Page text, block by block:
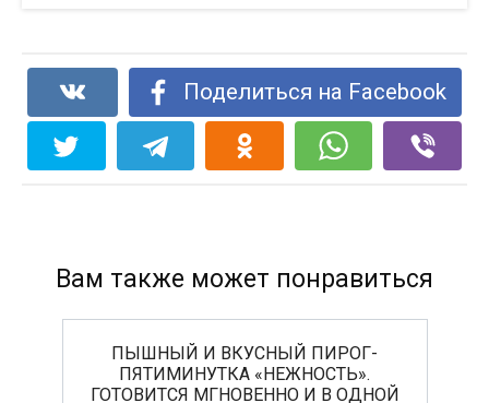
Поделиться на Facebook
Вам также может понравиться
ПЫШНЫЙ И ВКУСНЫЙ ПИРОГ-
ПЯТИМИНУТКА «НЕЖНОСТЬ».
ГОТОВИТСЯ МГНОВЕННО И В ОДНОЙ